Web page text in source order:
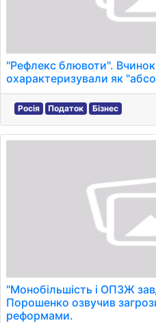
"Рефлекс блювоти". Вчинок
охарактеризували як
Росія Податок Бізнес
"Монобільшість і ОПЗЖ
Порошенко озвучив
реформами.